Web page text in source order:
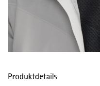
Produktdetails